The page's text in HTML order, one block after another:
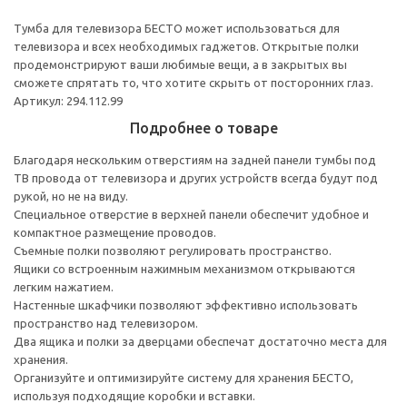
Тумба для телевизора БЕСТО может использоваться для
телевизора и всех необходимых гаджетов. Открытые полки
продемонстрируют ваши любимые вещи, а в закрытых вы
сможете спрятать то, что хотите скрыть от посторонних глаз.
Артикул: 294.112.99
Подробнее о товаре
Благодаря нескольким отверстиям на задней панели тумбы под
ТВ провода от телевизора и других устройств всегда будут под
рукой, но не на виду.
Специальное отверстие в верхней панели обеспечит удобное и
компактное размещение проводов.
Съемные полки позволяют регулировать пространство.
Ящики со встроенным нажимным механизмом открываются
легким нажатием.
Настенные шкафчики позволяют эффективно использовать
пространство над телевизором.
Два ящика и полки за дверцами обеспечат достаточно места для
хранения.
Организуйте и оптимизируйте систему для хранения БЕСТО,
используя подходящие коробки и вставки.